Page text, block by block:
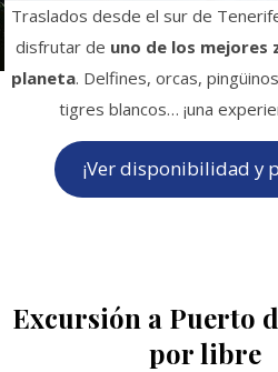
Traslados desde el sur de
disfrutar de uno de los mejores
planeta. Delfines, orcas,
tigres blancos… ¡una
¡Ver disponibilidad y
Excursión a Puerto
por libre